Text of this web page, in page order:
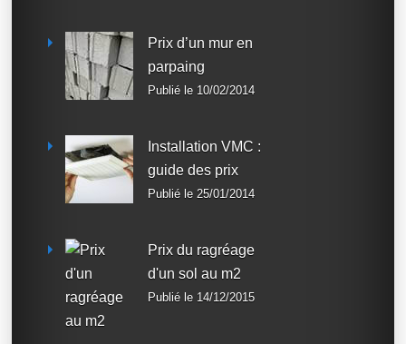
Prix d’un mur en
parpaing
Publié le 10/02/2014
Installation VMC :
guide des prix
Publié le 25/01/2014
Prix du ragréage
d'un sol au m2
Publié le 14/12/2015